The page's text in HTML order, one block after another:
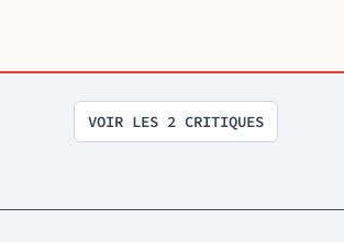
VOIR LES 2 CRITIQUES